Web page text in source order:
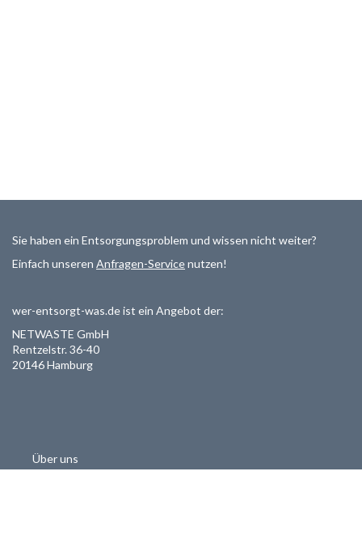
Sie haben ein Entsorgungsproblem und wissen nicht weiter?
Einfach unseren Anfragen-Servicenutzen!
wer-entsorgt-was.de ist ein Angebot der:
NETWASTE GmbH
Rentzelstr. 36-40
20146 Hamburg
Über uns